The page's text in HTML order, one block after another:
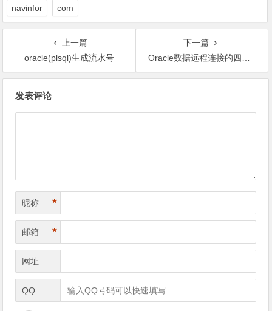
navinfor com
上一篇
oracle(plsql)生成流水号
下一篇
Oracle数据远程连接的四种设置方法和注意事项
发表评论
昵称 *
邮箱 *
网址
QQ